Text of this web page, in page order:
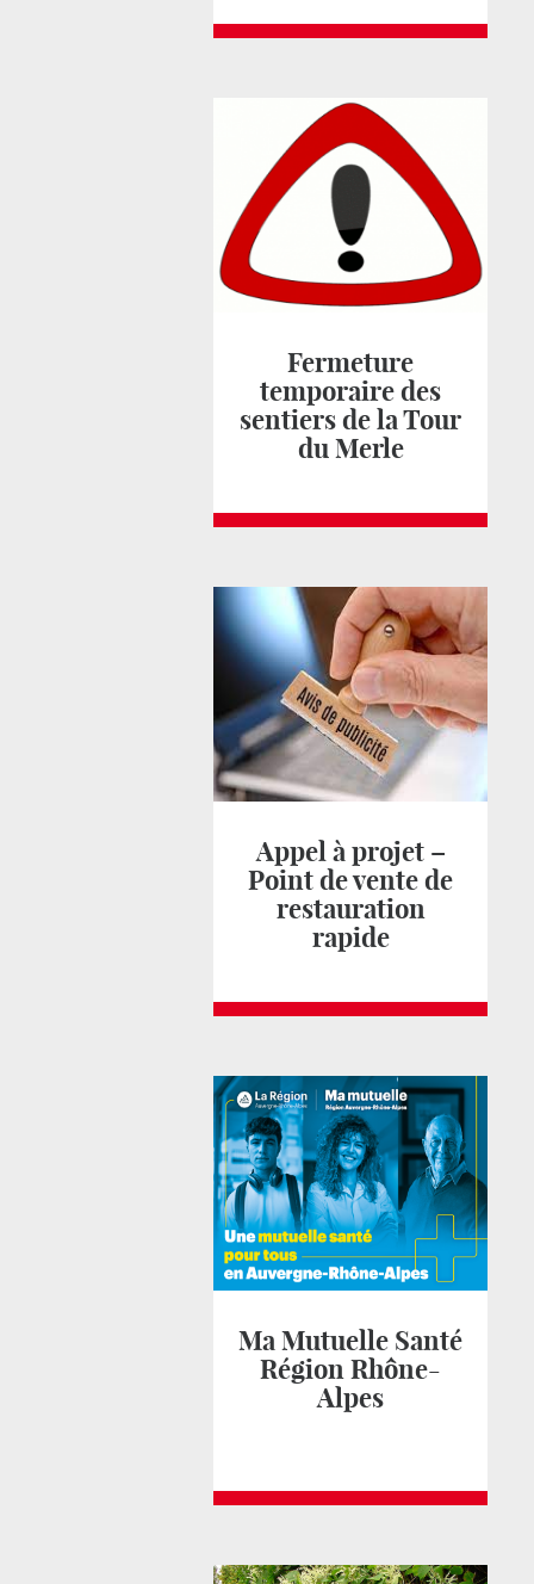
Fermeture
temporaire des
sentiers de la Tour
du Merle
Appel à projet –
Point de vente de
restauration
rapide
Ma Mutuelle Santé
Région Rhône-
Alpes